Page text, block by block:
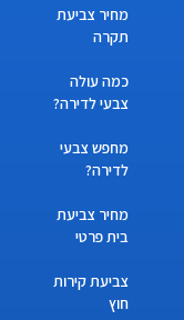
מחיר צביעת
תקרה
כמה עולה
צבעי לדירה?
מחפש צבעי
לדירה?
מחיר צביעת
בית פרטי
צביעת קירות
חוץ